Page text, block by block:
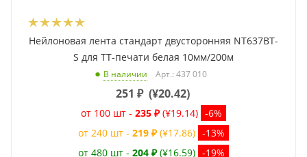
Нейлоновая лента стандарт двусторонняя NT637BT-
S для ТТ-печати белая 10мм/200м
В наличии Арт.: 437 010
251 ₽ (¥20.42)
от 100 шт - 235 ₽ (¥19.14) -6%
от 240 шт - 219 ₽ (¥17.86) -13%
от 480 шт - 204 ₽ (¥16.59) -19%